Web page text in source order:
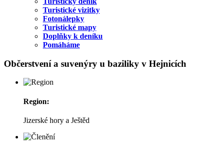
Turistické vizitky
Fotonálepky
Turistické mapy
Doplňky k deníku
Pomáháme
Občerstvení a suvenýry u baziliky v Hejnicích
Region:
Jizerské hory a Ještěd